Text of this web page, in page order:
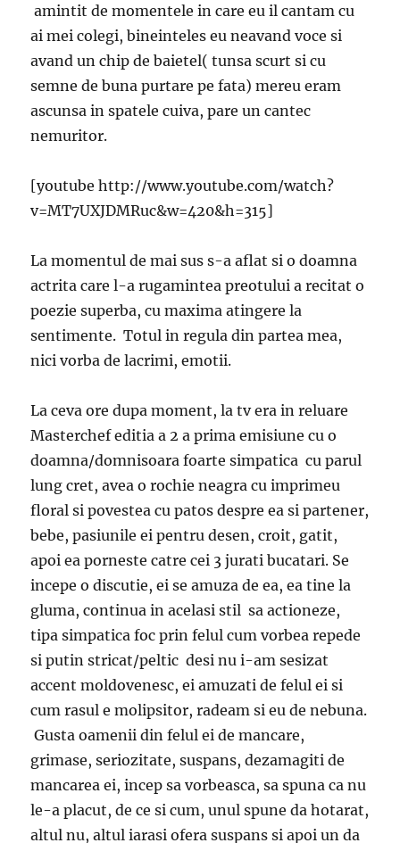
amintit de momentele in care eu il cantam cu
ai mei colegi, bineinteles eu neavand voce si
avand un chip de baietel( tunsa scurt si cu
semne de buna purtare pe fata) mereu eram
ascunsa in spatele cuiva, pare un cantec
nemuritor.
[youtube http://www.youtube.com/watch?
v=MT7UXJDMRuc&w=420&h=315]
La momentul de mai sus s-a aflat si o doamna
actrita care l-a rugamintea preotului a recitat o
poezie superba, cu maxima atingere la
sentimente. Totul in regula din partea mea,
nici vorba de lacrimi, emotii.
La ceva ore dupa moment, la tv era in reluare
Masterchef editia a 2 a prima emisiune cu o
doamna/domnisoara foarte simpatica cu parul
lung cret, avea o rochie neagra cu imprimeu
floral si povestea cu patos despre ea si partener,
bebe, pasiunile ei pentru desen, croit, gatit,
apoi ea porneste catre cei 3 jurati bucatari. Se
incepe o discutie, ei se amuza de ea, ea tine la
gluma, continua in acelasi stil sa actioneze,
tipa simpatica foc prin felul cum vorbea repede
si putin stricat/peltic desi nu i-am sesizat
accent moldovenesc, ei amuzati de felul ei si
cum rasul e molipsitor, radeam si eu de nebuna.
Gusta oamenii din felul ei de mancare,
grimase, seriozitate, suspans, dezamagiti de
mancarea ei, incep sa vorbeasca, sa spuna ca nu
le-a placut, de ce si cum, unul spune da hotarat,
altul nu, altul iarasi ofera suspans si apoi un da